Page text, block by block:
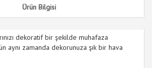
Ürün Bilgisi
dekoratif bir şekilde muhafaza
aynı zamanda dekorunuza şık bir hava